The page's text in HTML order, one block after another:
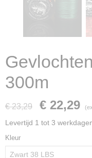
300m
€ 23,29 € 22,29
Levertijd 1 tot 3
Kleur